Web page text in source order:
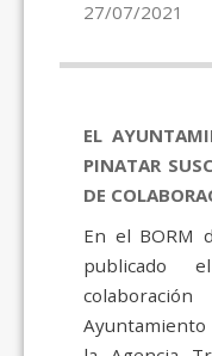
27/07/2021
EL
PINATAR
DE
En el BORM
publicado